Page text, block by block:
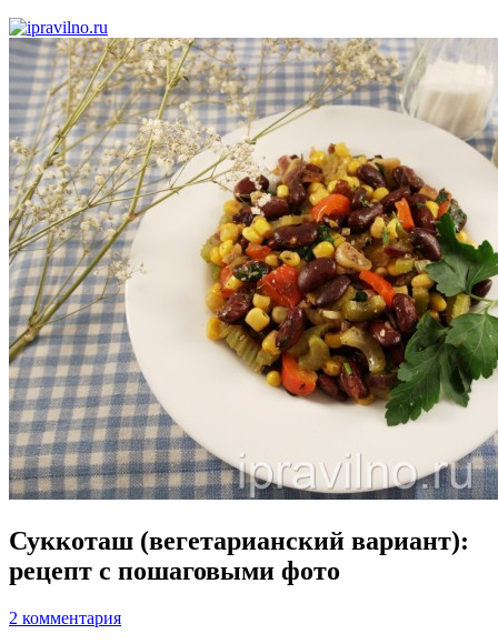
Суккоташ (вегетарианский вариант):
рецепт с пошаговыми фото
2 комментария